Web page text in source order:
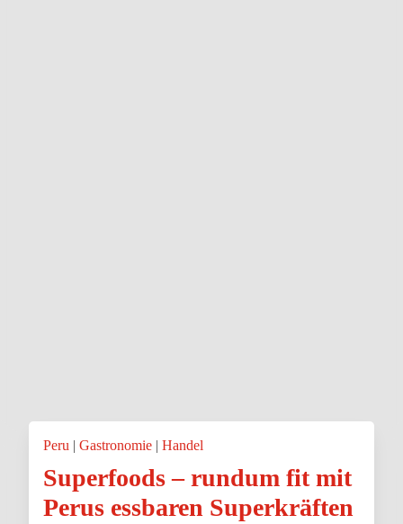
Superfoods – rundum fit mit
Perus essbaren Superkräften
Peru Gastronomie Handel